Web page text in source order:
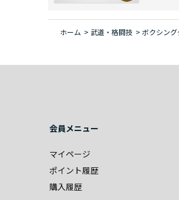
ホーム > 武道・格闘技 > ボクシン
会員メニュー
マイページ
ポイント履歴
購入履歴